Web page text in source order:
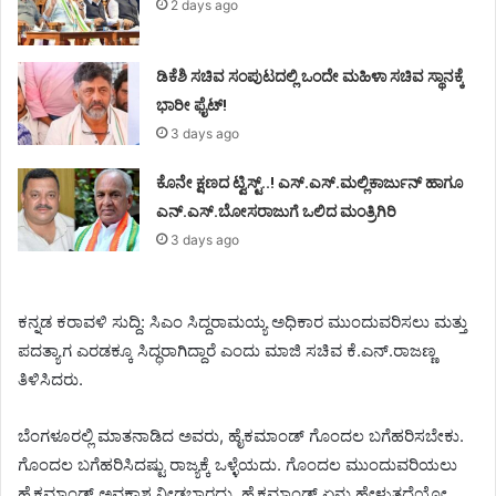
2 days ago
ಡಿಕೆಶಿ ಸಚಿವ ಸಂಪುಟದಲ್ಲಿ ಒಂದೇ ಮಹಿಳಾ ಸಚಿವ ಸ್ಥಾನಕ್ಕೆ
ಭಾರೀ ಫೈಟ್!
3 days ago
ಕೊನೇ ಕ್ಷಣದ ಟ್ವಿಸ್ಟ್..! ಎಸ್.ಎಸ್.ಮಲ್ಲಿಕಾರ್ಜುನ್ ಹಾಗೂ
ಎನ್.ಎಸ್.ಬೋಸರಾಜುಗೆ ಒಲಿದ ಮಂತ್ರಿಗಿರಿ
3 days ago
ಕನ್ನಡ ಕರಾವಳಿ ಸುದ್ದಿ: ಸಿಎಂ ಸಿದ್ದರಾಮಯ್ಯ ಅಧಿಕಾರ ಮುಂದುವರಿಸಲು ಮತ್ತು
ಪದತ್ಯಾಗ ಎರಡಕ್ಕೂ ಸಿದ್ಧರಾಗಿದ್ದಾರೆ ಎಂದು ಮಾಜಿ‌ ಸಚಿವ ಕೆ.ಎನ್.ರಾಜಣ್ಣ
ತಿಳಿಸಿದರು.
ಬೆಂಗಳೂರಲ್ಲಿ ಮಾತನಾಡಿದ ಅವರು, ಹೈಕಮಾಂಡ್ ಗೊಂದಲ ಬಗೆಹರಿಸಬೇಕು.
ಗೊಂದಲ ಬಗೆಹರಿಸಿದಷ್ಟು ರಾಜ್ಯಕ್ಕೆ ಒಳ್ಳೆಯದು. ಗೊಂದಲ ಮುಂದುವರಿಯಲು